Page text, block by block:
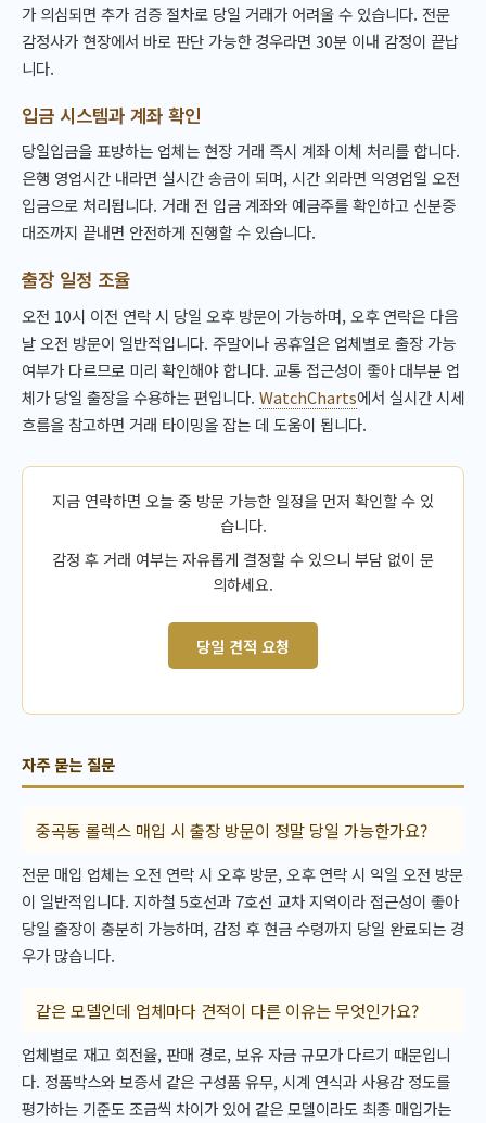
가 의심되면 추가 검증 절차로 당일 거래가 어려울 수 있습니다. 전문
감정사가 현장에서 바로 판단 가능한 경우라면 30분 이내 감정이 끝납
니다.
입금 시스템과 계좌 확인
당일입금을 표방하는 업체는 현장 거래 즉시 계좌 이체 처리를 합니다.
은행 영업시간 내라면 실시간 송금이 되며, 시간 외라면 익영업일 오전
입금으로 처리됩니다. 거래 전 입금 계좌와 예금주를 확인하고 신분증
대조까지 끝내면 안전하게 진행할 수 있습니다.
출장 일정 조율
오전 10시 이전 연락 시 당일 오후 방문이 가능하며, 오후 연락은 다음
날 오전 방문이 일반적입니다. 주말이나 공휴일은 업체별로 출장 가능
여부가 다르므로 미리 확인해야 합니다. 교통 접근성이 좋아 대부분 업
체가 당일 출장을 수용하는 편입니다. WatchCharts에서 실시간 시세
흐름을 참고하면 거래 타이밍을 잡는 데 도움이 됩니다.
지금 연락하면 오늘 중 방문 가능한 일정을 먼저 확인할 수 있
습니다.
감정 후 거래 여부는 자유롭게 결정할 수 있으니 부담 없이 문
의하세요.
당일 견적 요청
자주 묻는 질문
중곡동 롤렉스 매입 시 출장 방문이 정말 당일 가능한가요?
전문 매입 업체는 오전 연락 시 오후 방문, 오후 연락 시 익일 오전 방문
이 일반적입니다. 지하철 5호선과 7호선 교차 지역이라 접근성이 좋아
당일 출장이 충분히 가능하며, 감정 후 현금 수령까지 당일 완료되는 경
우가 많습니다.
같은 모델인데 업체마다 견적이 다른 이유는 무엇인가요?
업체별로 재고 회전율, 판매 경로, 보유 자금 규모가 다르기 때문입니
다. 정품박스와 보증서 같은 구성품 유무, 시계 연식과 사용감 정도를
평가하는 기준도 조금씩 차이가 있어 같은 모델이라도 최종 매입가는